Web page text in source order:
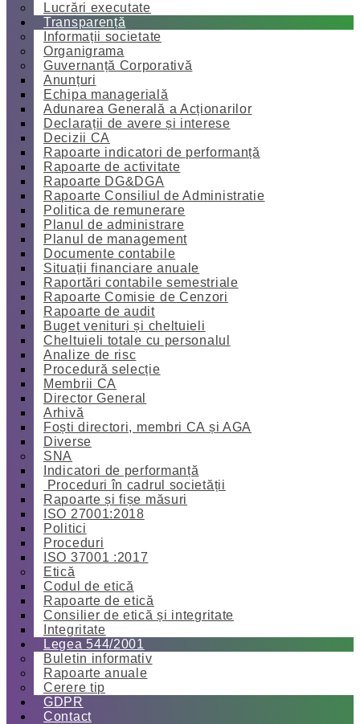
Lucrări executate
Transparență
Informații societate
Organigrama
Guvernanță Corporativă
Anunțuri
Echipa managerială
Adunarea Generală a Acționarilor
Declarații de avere și interese
Decizii CA
Rapoarte indicatori de performanță
Rapoarte de activitate
Rapoarte DG&DGA
Rapoarte Consiliul de Administratie
Politica de remunerare
Planul de administrare
Planul de management
Documente contabile
Situații financiare anuale
Raportări contabile semestriale
Rapoarte Comisie de Cenzori
Rapoarte de audit
Buget venituri și cheltuieli
Cheltuieli totale cu personalul
Analize de risc
Procedură selecție
Membrii CA
Director General
Arhivă
Foști directori, membri CA și AGA
Diverse
SNA
Indicatori de performanță
Proceduri în cadrul societății
Rapoarte și fișe măsuri
ISO 27001:2018
Politici
Proceduri
ISO 37001 :2017
Etică
Codul de etică
Rapoarte de etică
Consilier de etică și integritate
Integritate
Legea 544/2001
Buletin informativ
Rapoarte anuale
Cerere tip
GDPR
Contact